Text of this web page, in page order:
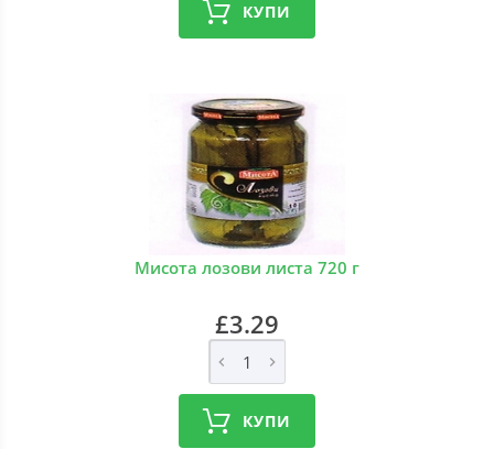
КУПИ
Мисота лозови листа 720 г
£3.29
КУПИ